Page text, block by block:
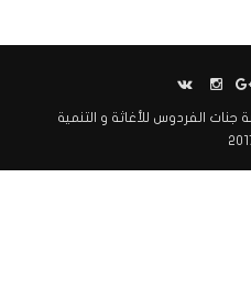
الفردوس للأغاثة و التنمية